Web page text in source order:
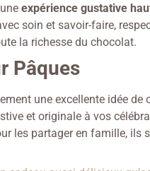
expérience gustative
soin et savoir-faire,
la richesse du chocolat.
Pâques
une excellente idée de
et originale à vos
les partager en famille, ils